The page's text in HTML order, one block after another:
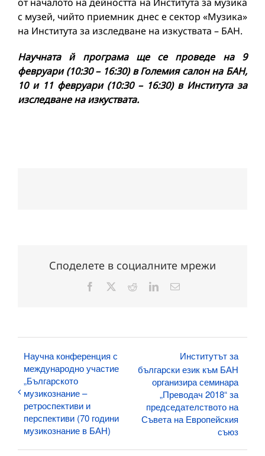
с музей, чийто приемник днес е сектор «Музика»
на Института за изследване на изкуствата – БАН.
Научната й програма ще се проведе на 9
февруари (10:30 – 16:30) в Големия салон на БАН,
10 и 11 февруари (10:30 – 16:30) в Института за
изследване на изкуствата.
Споделете в социалните мрежи
Facebook RedditLinkedInЕлектронна
Научна конференция с
международно участие
„Българското
музикознание –
ретроспективи и
перспективи (70 години
музикознание в БАН)
Институтът за
български език към БАН
организира семинара
„Преводач 2018“ за
председателството на
Съвета на Европейския
съюз